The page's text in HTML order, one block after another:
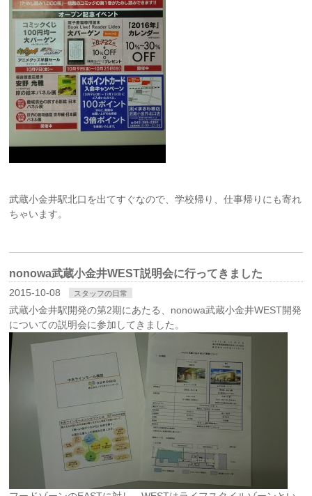
武蔵小金井駅北口を出てすぐなので、学校帰り、仕事帰りにも寄れ
ちゃいます。
nonowa武蔵小金井WEST説明会に行ってきました
2015-10-08 スタッフの日常
武蔵小金井駅開発の第2期にあたる、nonowa武蔵小金井WEST開発
についての説明会に参加してきました。